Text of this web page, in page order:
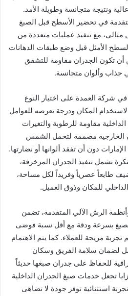
ونتيجة متجانسة وطويلة الأمد.
في تحضير الأسطح قبل الصبغ
مع تنفيذ عمليات متعددة من
الأمثل قبل وضع طبقات الدهانات
أن تكون الجدران مقاومة للتشقق
جذاب وألوان متجانسة.
شركة العمدة على اختيار النوع
المكان ودرجة تعرضه للعوامل
مقاومة للرطوبة والتغيرات
الخارجية مصممة لتحمل الشمس
دون أن تفقد ألوانها أو نضارتها.
تشمل تنفيذ الجدران المزخرفة،
طابعاً عصرياً وفريداً لكل مساحة،
للمكان وذوق العميل.
الرش الآلي المتقدمة، تضمن
بسرعة ودقة مع أقل نسبة فوضى
مريحة للعملاء. كما يتم الاهتمام
لضمان سلامة الفريق وسكان
للحفاظ على جدران صبغها حديثاً
تجعل خدمات صبغ الجدران الداخلية
استثنائية توفر جودة لا تضاهى